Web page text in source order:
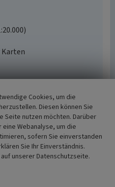
ist urheberrechtlich
Medien unterliegen
urheberrechtlichen
ausgewiesen sind.
Cookies, um die
Diesen können Sie
Seite nutzen möchten. Darüber
Webanalyse, um die
sofern Sie einverstanden
Sie Ihr Einverständnis.
unserer Datenschutzseite.